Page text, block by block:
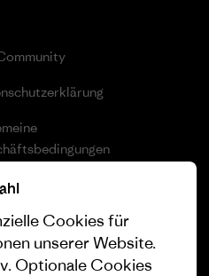
Einstellungen
Cookies für
unserer Website.
Optionale Cookies